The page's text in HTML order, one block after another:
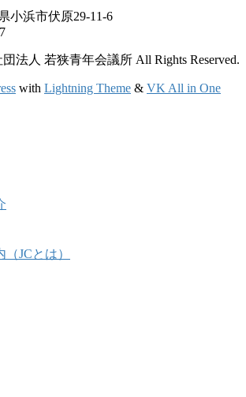
小浜市伏原29-11-6
法人 若狭青年会議所 All Rights Reserved.
with Lightning Theme & VK All in One
JCとは）